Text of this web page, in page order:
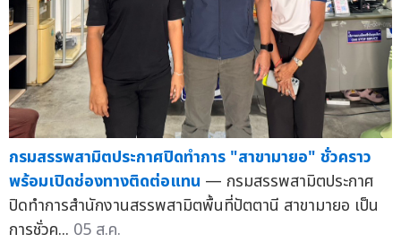
กรมสรรพสามิตประกาศปิดทำการ "สาขามายอ" ชั่วคราว
พร้อมเปิดช่องทางติดต่อแทน — กรมสรรพสามิตประกาศ
ปิดทำการสำนักงานสรรพสามิตพื้นที่ปัตตานี สาขามายอ เป็น
การชั่วค... 05 ส.ค.